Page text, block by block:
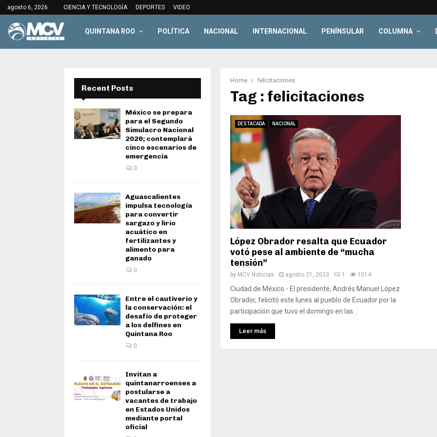
agosto 6, 2026 CIENCIA Y TECNOLOGÍA DEPORTES VIDEO
QUINTANA ROO POLÍTICA NACIONAL INTERNACIONAL PENÍNSULAR COLUMNA
Home felicitaciones
Tag : felicitaciones
DESTACADA NACIONAL
López Obrador resalta que Ecuador
votó pese al ambiente de “mucha
tensión”
by MCV Noticias agosto 21, 2023 1 1014
Ciudad de México.- El presidente, Andrés Manuel López
Obrador, felicitó este lunes al pueblo de Ecuador por la
participación que tuvo el domingo en las...
Leer más
Recent Posts
México se prepara
para el Segundo
Simulacro Nacional
2026; contemplará
cinco escenarios de
emergencia
0
Aguascalientes
impulsa tecnología
para convertir
sargazo y lirio
acuático en
fertilizantes y
alimento para
ganado
0
Entre el cautiverio y
la conservación: el
desafío de proteger
a los delfines en
Quintana Roo
0
Invitan a
quintanarroenses a
postularse a
vacantes de trabajo
en Estados Unidos
mediante portal
oficial